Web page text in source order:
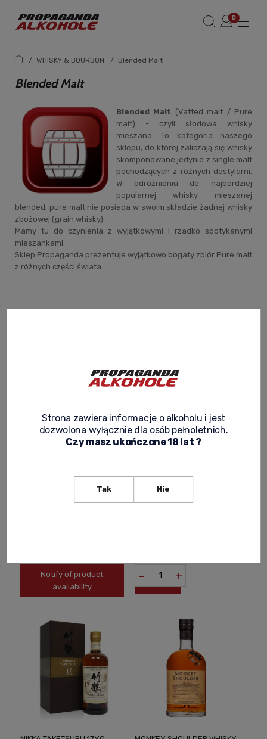
/ WHISKY & BOURBON / Blended Malt
Blended Malt
Blended Malt (Vatted malt / Pure
malt) - czyli słodowa whisky
mieszana. To kategoria naszego
sklepu, do której zaliczają się whisky
skomponowane jedynie z single malt
pochodzących z różnych destylarni.
W odróżnieniu do najbardziej
popularnej whisky mieszanej
blended, pure malt nie posiada w swoim składzie żadnej whisky
zbożowej (grain whisky).
Mamy tu do czynienia z wyjątkowymi i rzadko spotykanymi
mieszankami.
Sklep Propaganda prezentuje wyjątkowo bogaty zbiór Pure malt
z różnych części świata.
Notify of product
availability
- +
Strona zawiera informacje o alkoholu i jest
dozwolona wyłącznie dla osób pełnoletnich.
Czy masz ukończone 18 lat ?
Tak Nie